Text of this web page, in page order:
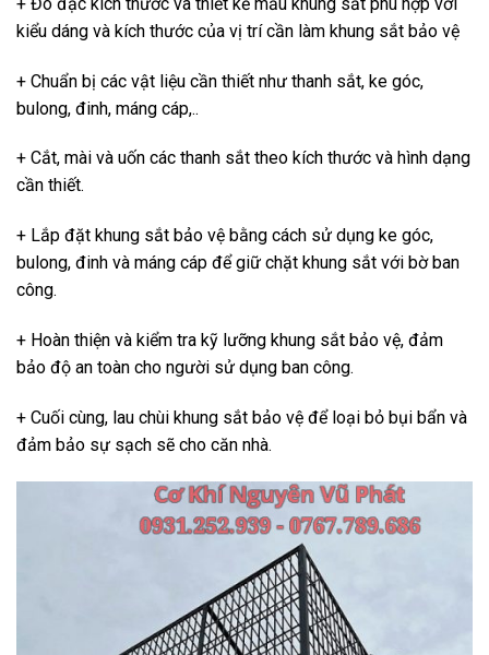
kiểu dáng và kích thước của vị trí cần làm khung sắt bảo vệ
+ Chuẩn bị các vật liệu cần thiết như thanh sắt, ke góc,
bulong, đinh, máng cáp,..
+ Cắt, mài và uốn các thanh sắt theo kích thước và hình dạng
cần thiết.
+ Lắp đặt khung sắt bảo vệ bằng cách sử dụng ke góc,
bulong, đinh và máng cáp để giữ chặt khung sắt với bờ ban
công.
+ Hoàn thiện và kiểm tra kỹ lưỡng khung sắt bảo vệ, đảm
bảo độ an toàn cho người sử dụng ban công.
+ Cuối cùng, lau chùi khung sắt bảo vệ để loại bỏ bụi bẩn và
đảm bảo sự sạch sẽ cho căn nhà.